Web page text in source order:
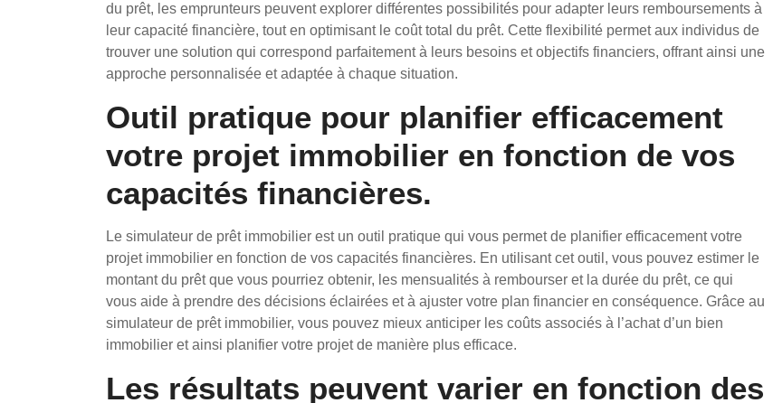
du prêt, les emprunteurs peuvent explorer différentes possibilités pour adapter leurs remboursements à
leur capacité financière, tout en optimisant le coût total du prêt. Cette flexibilité permet aux individus de
trouver une solution qui correspond parfaitement à leurs besoins et objectifs financiers, offrant ainsi une
approche personnalisée et adaptée à chaque situation.
Outil pratique pour planifier efficacement
votre projet immobilier en fonction de vos
capacités financières.
Le simulateur de prêt immobilier est un outil pratique qui vous permet de planifier efficacement votre
projet immobilier en fonction de vos capacités financières. En utilisant cet outil, vous pouvez estimer le
montant du prêt que vous pourriez obtenir, les mensualités à rembourser et la durée du prêt, ce qui
vous aide à prendre des décisions éclairées et à ajuster votre plan financier en conséquence. Grâce au
simulateur de prêt immobilier, vous pouvez mieux anticiper les coûts associés à l’achat d’un bien
immobilier et ainsi planifier votre projet de manière plus efficace.
Les résultats peuvent varier en fonction des